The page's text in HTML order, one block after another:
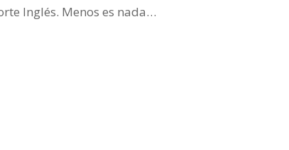
Inglés. Menos es nada…